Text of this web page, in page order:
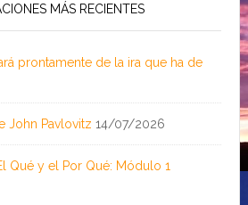
MÁS RECIENTES
prontamente de la ira que ha de
John Pavlovitz 14/07/2026
Qué y el Por Qué: Módulo 1